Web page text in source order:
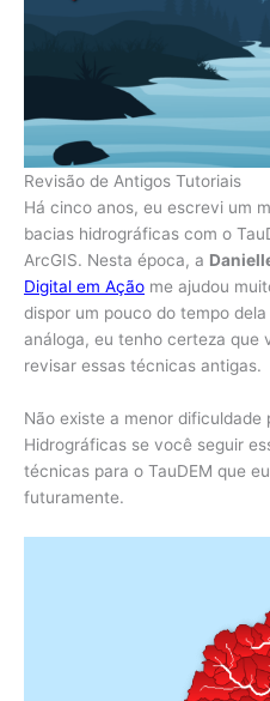
Revisão de Antigos Tutoriais
Há cinco anos, eu escrevi um
bacias hidrográficas com o
ArcGIS. Nesta época, a
Digital em Ação me ajudou
dispor um pouco do tempo
análoga, eu tenho certeza que
revisar essas técnicas antigas.
Não existe a menor dificuldade
Hidrográficas se você seguir
técnicas para o TauDEM que
futuramente.